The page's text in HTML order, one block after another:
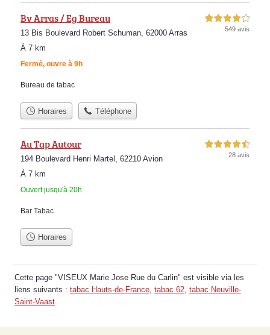
Bv Arras / Eg Bureau
13 Bis Boulevard Robert Schuman, 62000 Arras
À 7 km
Fermé, ouvre à 9h
4,0 étoiles sur 5
549 avis
Bureau de tabac
Horaires Téléphone
Au Tap Autour
194 Boulevard Henri Martel, 62210 Avion
À 7 km
Ouvert jusqu'à 20h
4,5 étoiles sur 5
28 avis
Bar Tabac
Horaires
Cette page "VISEUX Marie Jose Rue du Carlin" est visible via les
liens suivants : tabac Hauts-de-France tabac 62 tabac Neuville-
Saint-Vaast